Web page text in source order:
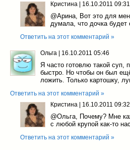
Кристина
16.10.2011 09:31
@Арина, Вот это для
думала, что дочка будет
Ответить на этот комментарий »
Ольга 16.10.2011 05:46
Я часто готовлю такой суп,
быстро. Но чтобы он был
ложить. Только картошку,
Ответить на этот комментарий »
Кристина
16.10.2011 09:32
@Ольга, Почему? Мне
с любой крупой как-то
Ответить на этот комментарий »